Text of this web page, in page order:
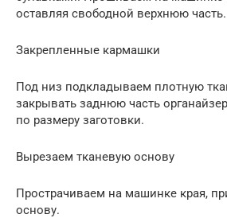
оставляя свободной верхнюю часть.
Закрепленные кармашки
Под низ подкладываем плотную
закрывать заднюю часть
по размеру заготовки.
Вырезаем тканевую основу
Прострачиваем на машинке края,
основу.